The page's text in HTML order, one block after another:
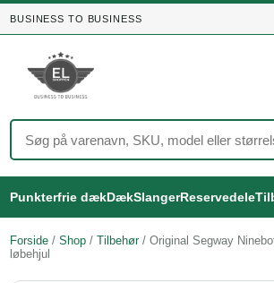
BUSINESS TO BUSINESS
Punkterfrie dækDækSlangerReservedele
Forside / Shop / Tilbehør/ Original Segway
løbehjul